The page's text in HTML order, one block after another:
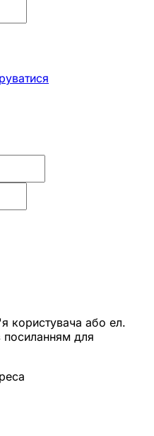
користувача або ел.
посиланням для